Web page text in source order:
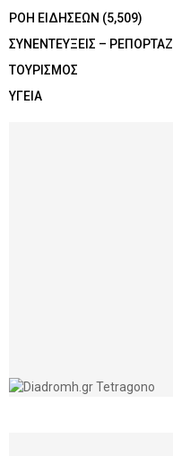
ΡΟΗ ΕΙΔΗΣΕΩΝ (5,509)
ΣΥΝΕΝΤΕΥΞΕΙΣ – ΡΕΠΟΡΤΑΖ
ΤΟΥΡΙΣΜΟΣ
ΥΓΕΙΑ